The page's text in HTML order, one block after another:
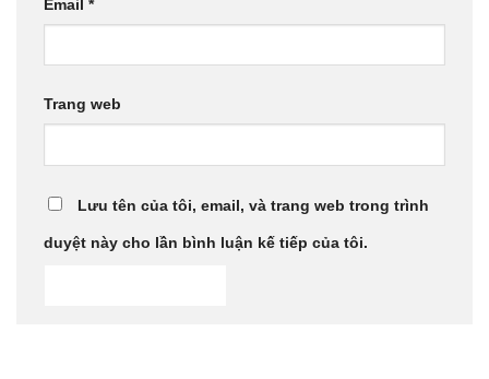
Email *
Trang web
Lưu tên của tôi, email, và trang web trong trình
duyệt này cho lần bình luận kế tiếp của tôi.